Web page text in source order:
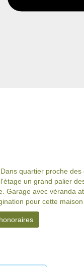
quartier proche
un grand palier
Garage avec véranda
pour cette